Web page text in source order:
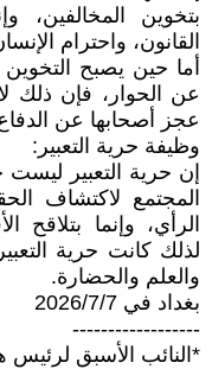
بتخوين المخالفين،
القانون، واحترام
أما حين يصبح التخوين
عن الحوار، فإن
عجز أصحابها عن
وظيفة حرية التعبير:
إن حرية التعبير
المجتمع لاكتشاف
الرأي، وإنما بتلاقح
لذلك كانت حرية
والعلم والحضارة.
بغداد في 2026/7/7
------------------
*النائب الأسبق لرئيس